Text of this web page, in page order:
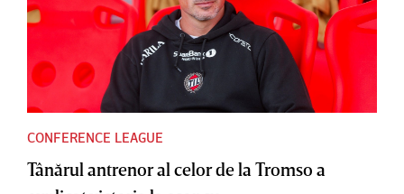
CONFERENCE LEAGUE
Tânărul antrenor al celor de la Tromso a